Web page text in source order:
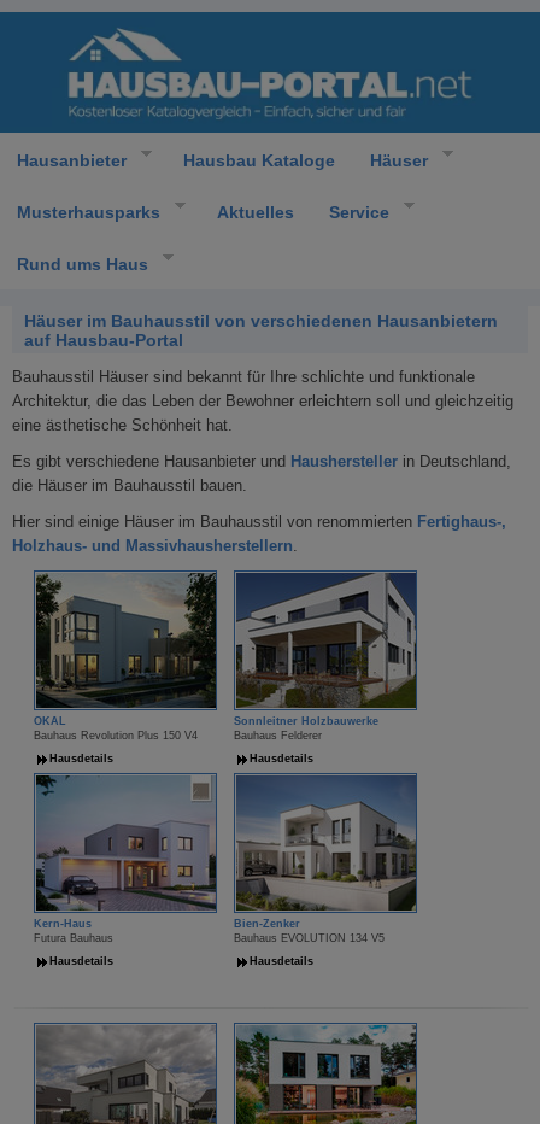
Hausanbieter Hausbau Kataloge Häuser
Musterhausparks Aktuelles Service
Rund ums Haus
Häuser im Bauhausstil von verschiedenen Hausanbietern
auf Hausbau-Portal
Bauhausstil Häuser sind bekannt für Ihre schlichte und funktionale
Architektur, die das Leben der Bewohner erleichtern soll und gleichzeitig
eine ästhetische Schönheit hat.
Es gibt verschiedene Hausanbieter und Haushersteller in Deutschland,
die Häuser im Bauhausstil bauen.
Hier sind einige Häuser im Bauhausstil von renommierten Fertighaus-,
Holzhaus- und Massivhausherstellern.
OKAL
Bauhaus Revolution Plus 150 V4
Hausdetails
Sonnleitner Holzbauwerke
Bauhaus Felderer
Hausdetails
Kern-Haus
Futura Bauhaus
Hausdetails
Bien-Zenker
Bauhaus EVOLUTION 134 V5
Hausdetails